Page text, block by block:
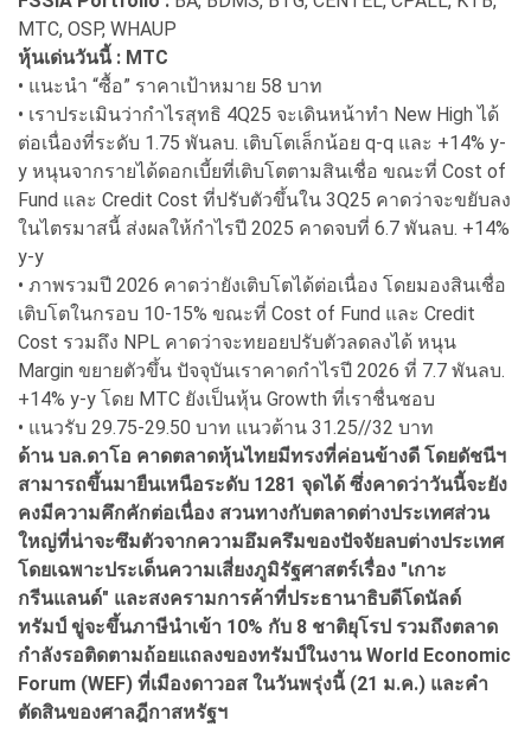
MTC, OSP, WHAUP
หุ้นเด่นวันนี้ : MTC
• แนะนำ “ซื้อ” ราคาเป้าหมาย 58 บาท
• เราประเมินว่ากำไรสุทธิ 4Q25 จะเดินหน้าทำ New High ได้
ต่อเนื่องที่ระดับ 1.75 พันลบ. เติบโตเล็กน้อย q-q และ +14% y-
y หนุนจากรายได้ดอกเบี้ยที่เติบโตตามสินเชื่อ ขณะที่ Cost of
Fund และ Credit Cost ที่ปรับตัวขึ้นใน 3Q25 คาดว่าจะขยับลง
ในไตรมาสนี้ ส่งผลให้กำไรปี 2025 คาดจบที่ 6.7 พันลบ. +14%
y-y
• ภาพรวมปี 2026 คาดว่ายังเติบโตได้ต่อเนื่อง โดยมองสินเชื่อ
เติบโตในกรอบ 10-15% ขณะที่ Cost of Fund และ Credit
Cost รวมถึง NPL คาดว่าจะทยอยปรับตัวลดลงได้ หนุน
Margin ขยายตัวขึ้น ปัจจุบันเราคาดกำไรปี 2026 ที่ 7.7 พันลบ.
+14% y-y โดย MTC ยังเป็นหุ้น Growth ที่เราชื่นชอบ
• แนวรับ 29.75-29.50 บาท แนวต้าน 31.25//32 บาท
ด้าน บล.ดาโอ คาดตลาดหุ้นไทยมีทรงที่ค่อนข้างดี โดยดัชนีฯ
สามารถขึ้นมายืนเหนือระดับ 1281 จุดได้ ซึ่งคาดว่าวันนี้จะยัง
คงมีความคึกคักต่อเนื่อง สวนทางกับตลาดต่างประเทศส่วน
ใหญ่ที่น่าจะซึมตัวจากความอึมครึมของปัจจัยลบต่างประเทศ
โดยเฉพาะประเด็นความเสี่ยงภูมิรัฐศาสตร์เรื่อง "เกาะ
กรีนแลนด์" และสงครามการค้าที่ประธานาธิบดีโดนัลด์
ทรัมป์ ขู่จะขึ้นภาษีนำเข้า 10% กับ 8 ชาติยุโรป รวมถึงตลาด
กำลังรอติดตามถ้อยแถลงของทรัมป์ในงาน World Economic
Forum (WEF) ที่เมืองดาวอส ในวันพรุ่งนี้ (21 ม.ค.) และคำ
ตัดสินของศาลฎีกาสหรัฐฯ